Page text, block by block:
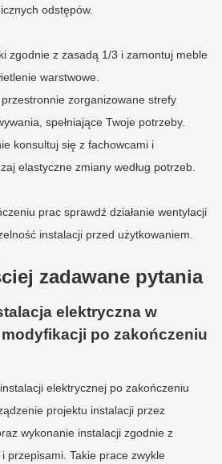
odstępów.
zgodnie z zasadą 1/3 i zamontuj meble
warstwowe.
zorganizowane strefy
spełniające Twoje potrzeby.
konsultuj się z fachowcami i
elastyczne zmiany według potrzeb.
prac sprawdź działanie wentylacji
instalacji przed użytkowaniem.
zadawane pytania
elektryczna w
modyfikacji po zakończeniu
elektrycznej po zakończeniu
projektu instalacji przez
wykonanie instalacji zgodnie z
przepisami. Takie prace zwykle